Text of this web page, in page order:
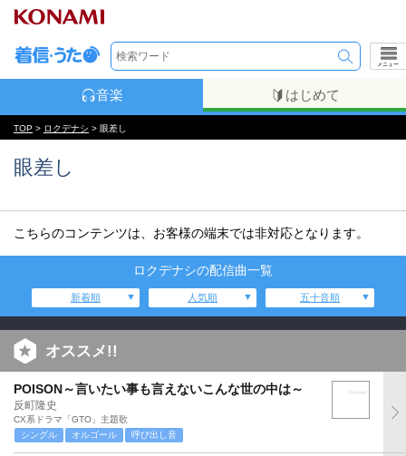
メニュー
音楽 はじめて
TOP > ロクデナシ > 眼差し
眼差し
こちらのコンテンツは、お客様の端末では非対応となります。
ロクデナシの配信曲一覧
新着順 人気順 五十音順
オススメ!!
POISON～言いたい事も言えないこんな世の中は～
反町隆史
CX系ドラマ「GTO」主題歌
シングル
オルゴール 呼び出し音